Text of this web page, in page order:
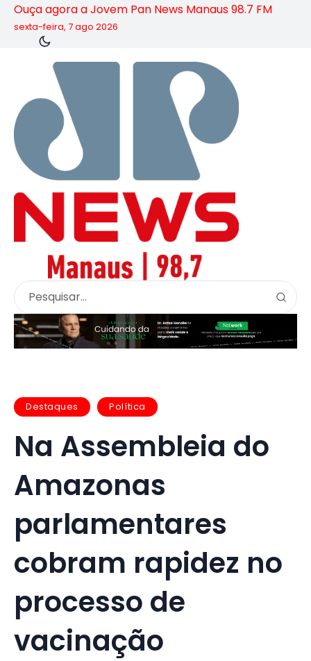
Ouça agora a Jovem Pan News Manaus 98.7 FM
sexta-feira, 7 ago 2026
Destaques Política
Na Assembleia do
Amazonas
parlamentares
cobram rapidez no
processo de
vacinação